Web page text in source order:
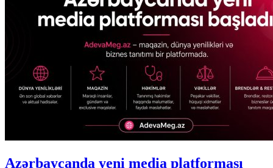
Azərbaycanda yeni media platforması